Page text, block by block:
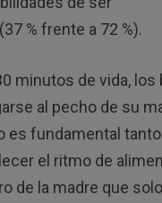
(37 % frente a 72 %).
minutos de vida, los
al pecho de su
es fundamental tanto
el ritmo de
de la madre que